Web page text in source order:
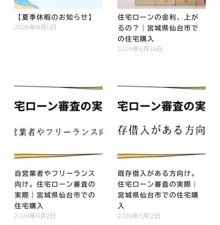
【夏季休暇のお知らせ】
2026年8月5日
住宅ローンの金利、上が
るの？｜宮城県仙台市で
の住宅購入
2026年6月24日
自営業者やフリーランス
向け。住宅ローン審査の
実際｜宮城県仙台市での
住宅購入
2026年6月2日
既存借入がある方向け。
住宅ローン審査の実際｜
宮城県仙台市での住宅購
入
2026年5月12日